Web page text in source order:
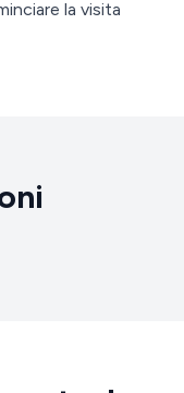
la visita